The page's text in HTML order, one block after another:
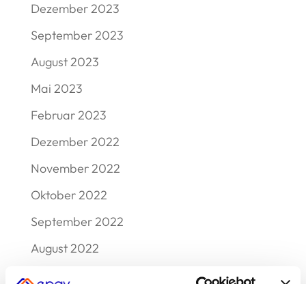
Dezember 2023
September 2023
August 2023
Mai 2023
Februar 2023
Dezember 2022
November 2022
Oktober 2022
September 2022
August 2022